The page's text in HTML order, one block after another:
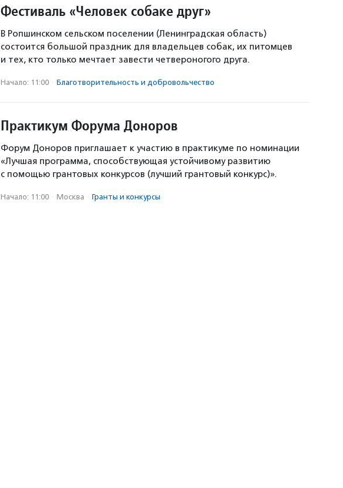
Фестиваль «Человек собаке друг»
В Ропшинском сельском поселении (Ленинградская область)
состоится большой праздник для владельцев собак, их питомцев
и тех, кто только мечтает завести четвероногого друга.
Начало: 11:00 · Благотвори­тель­ность и доброволь­чест­во
Практикум Форума Доноров
Форум Доноров приглашает к участию в практикуме по номинации
«Лучшая программа, способствующая устойчивому развитию
с помощью грантовых конкурсов (лучший грантовый конкурс)».
Начало: 11:00 · Москва · Гранты и конкурсы